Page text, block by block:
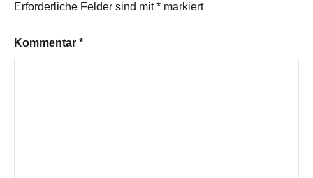
Erforderliche Felder sind mit* markiert
Kommentar *